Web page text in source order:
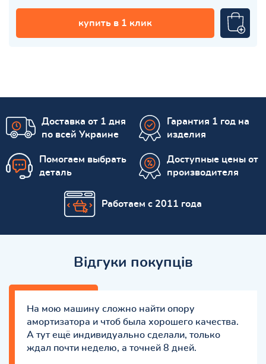
купить в 1 клик
Доставка от 1 дня
по всей Украине
Гарантия 1 год на
изделия
Помогаем выбрать
деталь
Доступные цены от
производителя
Работаем с 2011 года
Відгуки покупців
На мою машину сложно найти опору
амортизатора и чтоб была хорошего качества.
А тут ещё индивидуально сделали, только
ждал почти неделю, а точней 8 дней.